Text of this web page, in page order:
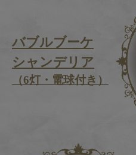
バブルブーケ
シャンデリア
（6灯・電球付き）